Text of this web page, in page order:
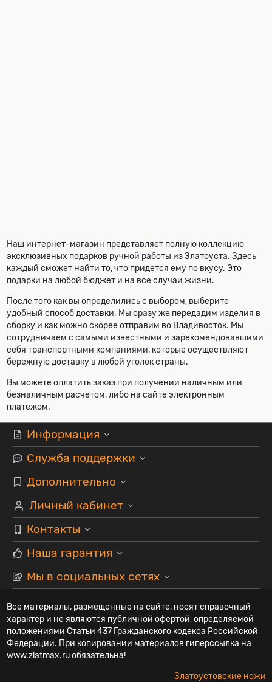
Наш интернет-магазин представляет полную коллекцию
эксклюзивных подарков ручной работы из Златоуста. Здесь
каждый сможет найти то, что придется ему по вкусу. Это
подарки на любой бюджет и на все случаи жизни.
После того как вы определились с выбором, выберите
удобный способ доставки. Мы сразу же передадим изделия в
сборку и как можно скорее отправим во Владивосток. Мы
сотрудничаем с самыми известными и зарекомендовавшими
себя транспортными компаниями, которые осуществляют
бережную доставку в любой уголок страны.
Вы можете оплатить заказ при получении наличным или
безналичным расчетом, либо на сайте электронным
платежом.
Информация
Служба поддержки
Дополнительно
Личный кабинет
Контакты
Наша гарантия
Мы в социальных сетях
Все материалы, размещенные на сайте, носят справочный
характер и не являются публичной офертой, определяемой
положениями Статьи 437 Гражданского кодекса Российской
Федерации. При копировании материалов гиперссылка на
www.zlatmax.ru обязательна!
Златоустовские ножи